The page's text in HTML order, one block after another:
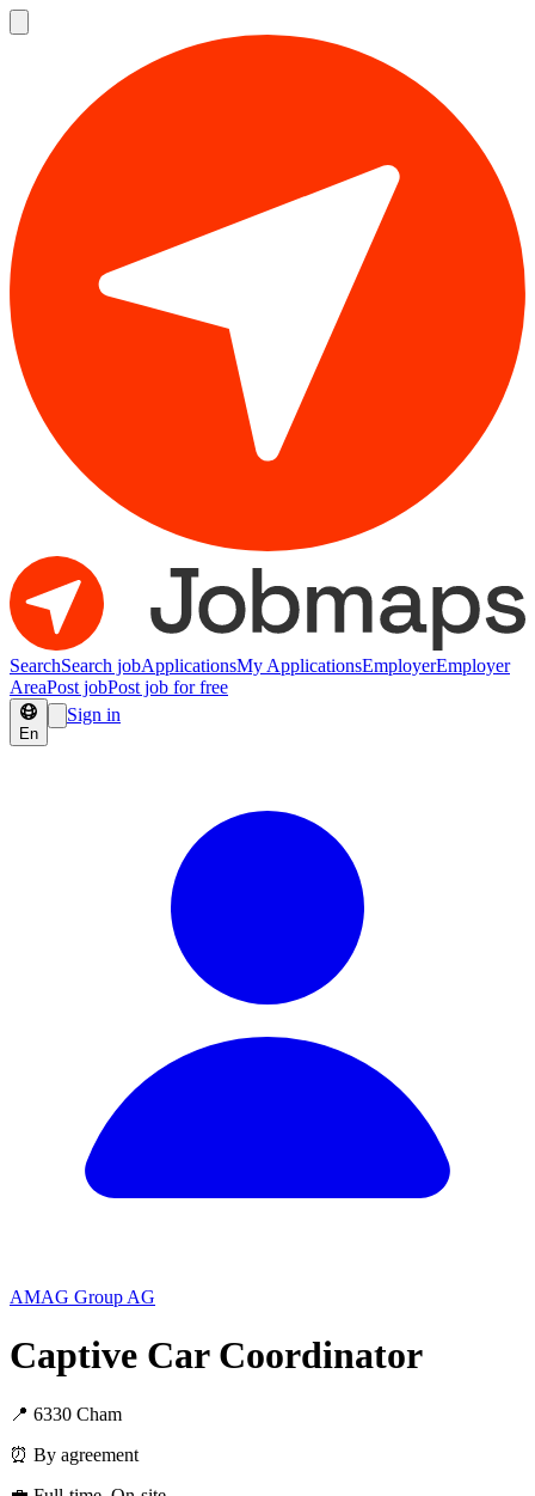
SearchSearch jobApplicationsMy ApplicationsEmployerEmployer
AreaPost jobPost job for free
En
Sign in
AMAG Group AG
Captive Car Coordinator
📍 6330 Cham
⏰ By agreement